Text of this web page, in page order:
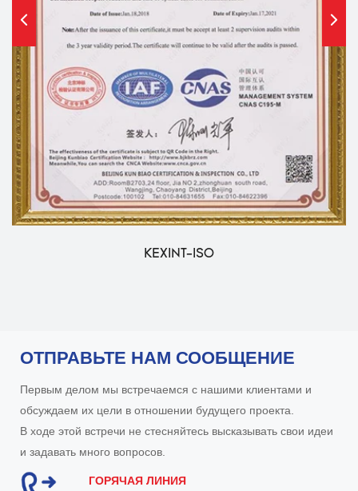
KEXINT-ISO
ОТПРАВЬТЕ НАМ СООБЩЕНИЕ
Первым делом мы встречаемся с нашими клиентами и
обсуждаем их цели в отношении будущего проекта.
В ходе этой встречи не стесняйтесь высказывать свои идеи
и задавать много вопросов.
ГОРЯЧАЯ ЛИНИЯ